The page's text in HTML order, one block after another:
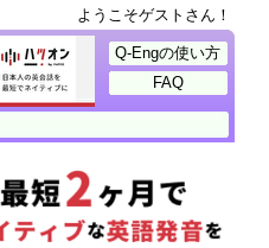
ようこそゲストさん！
Q-Engの使い方
FAQ